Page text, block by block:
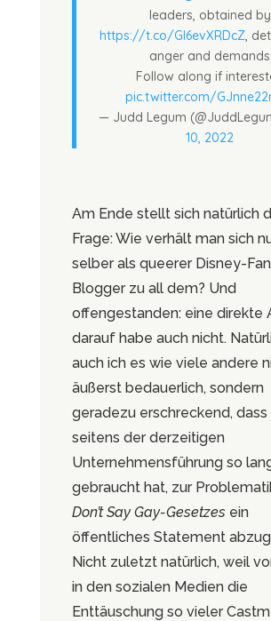
leaders, obtained by
https://t.co/Gl6evXRDcZ,
anger and demands
Follow along if
pic.twitter.com/
— Judd Legum
10, 2022
Am Ende stellt sich natürlich
Frage: Wie verhält man sich
selber als queerer Disney-
Blogger zu all dem? Und
offengestanden: eine direkte
darauf habe auch nicht.
auch ich es wie viele andere
äußerst bedauerlich, sondern
geradezu erschreckend, dass
seitens der derzeitigen
Unternehmensführung so
gebraucht hat, zur
Don’t Say Gay-Gesetzesein
öffentliches Statement
Nicht zuletzt natürlich, weil
in den sozialen Medien die
Enttäuschung so vieler